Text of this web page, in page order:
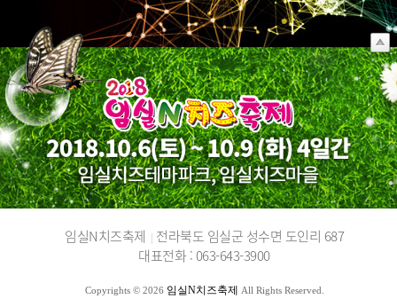
임실N치즈축제 | 전라북도 임실군 성수면 도인리 687
대표전화 : 063-643-3900
Copyrights © 2026 임실N치즈축제 All Rights Reserved.